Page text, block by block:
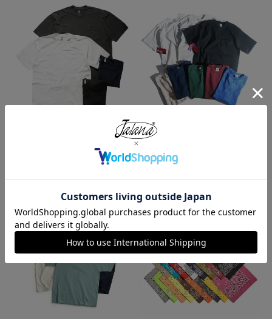
ロサンゼルスアパレル LOSANGE
LES APPAREL 1809GD 6.5オンス
半袖 ガーメントダイ ポケットTシ
キャンバー CAMBER 302 マック
スウェイト 半袖 ポケット Tシャ
¥7,990